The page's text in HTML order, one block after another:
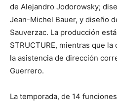
de Alejandro Jodorowsky;
Jean-Michel Bauer, y diseño
Sauverzac. La producción
STRUCTURE, mientras que
la asistencia de dirección
Guerrero.
La temporada, de 14